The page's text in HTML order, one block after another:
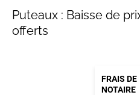
Puteaux : Baisse de
offerts
FRAIS DE
NOTAIRE